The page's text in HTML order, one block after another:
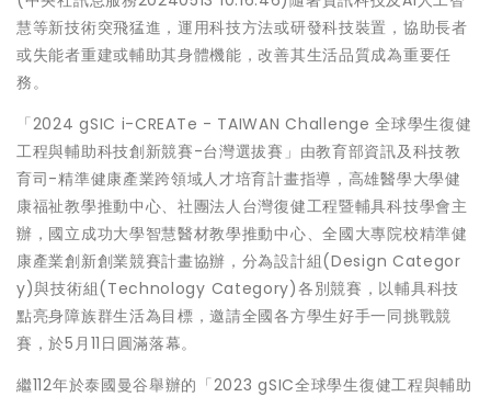
慧等新技術突飛猛進，運用科技方法或研發科技裝置，協助長者
或失能者重建或輔助其身體機能，改善其生活品質成為重要任
務。
「2024 gSIC i-CREATe - TAIWAN Challenge 全球學生復健
工程與輔助科技創新競賽-台灣選拔賽」由教育部資訊及科技教
育司-精準健康產業跨領域人才培育計畫指導，高雄醫學大學健
康福祉教學推動中心、社團法人台灣復健工程暨輔具科技學會主
辦，國立成功大學智慧醫材教學推動中心、全國大專院校精準健
康產業創新創業競賽計畫協辦，分為設計組(Design Categor
y)與技術組(Technology Category)各別競賽，以輔具科技
點亮身障族群生活為目標，邀請全國各方學生好手一同挑戰競
賽，於5月11日圓滿落幕。
繼112年於泰國曼谷舉辦的「2023 gSIC全球學生復健工程與輔助